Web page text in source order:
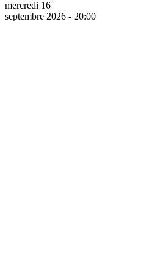
mercredi 16
septembre 2026 - 20:00